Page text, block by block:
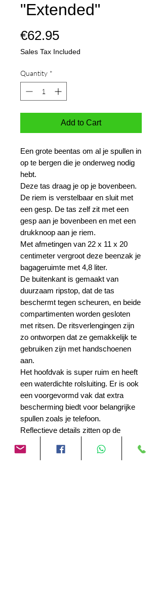
"Extended"
€62.95Price
Sales Tax Included
Quantity *
Add to Cart
Een grote beentas om al je spullen in
op te bergen die je onderweg nodig
hebt.
Deze tas draag je op je bovenbeen.
De riem is verstelbaar en sluit met
een gesp. De tas zelf zit met een
gesp aan je bovenbeen en met een
drukknoop aan je riem.
Met afmetingen van 22 x 11 x 20
centimeter vergroot deze beenzak je
bagageruimte met 4,8 liter.
De buitenkant is gemaakt van
duurzaam ripstop, dat de tas
beschermt tegen scheuren, en beide
compartimenten worden gesloten
met ritsen. De ritsverlengingen zijn
zo ontworpen dat ze gemakkelijk te
gebruiken zijn met handschoenen
aan.
Het hoofdvak is super ruim en heeft
een waterdichte rolsluiting. Er is ook
een voorgevormd vak dat extra
bescherming biedt voor belangrijke
spullen zoals je telefoon.
Reflectieve details zitten op de
aan de zijkanten. En tot slot is de tas